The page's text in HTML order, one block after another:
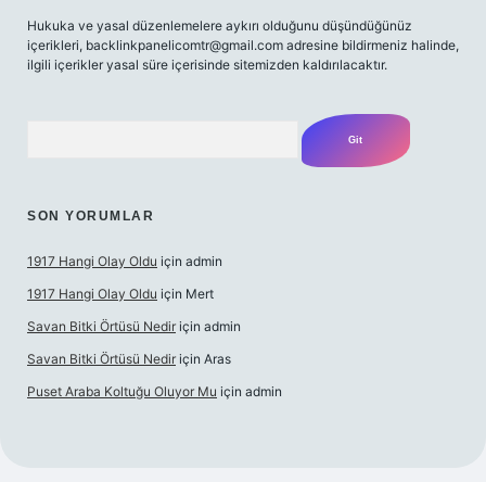
Hukuka ve yasal düzenlemelere aykırı olduğunu düşündüğünüz
içerikleri, backlinkpanelicomtr@gmail.com adresine bildirmeniz halinde,
ilgili içerikler yasal süre içerisinde sitemizden kaldırılacaktır.
SON YORUMLAR
1917 Hangi Olay Oldu için admin
1917 Hangi Olay Oldu için Mert
Savan Bitki Örtüsü Nedir için admin
Savan Bitki Örtüsü Nedir için Aras
Puset Araba Koltuğu Oluyor Mu için admin